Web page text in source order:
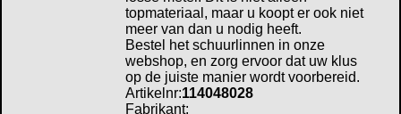
topmateriaal, maar u koopt er ook niet
meer van dan u nodig heeft.
Bestel het schuurlinnen in onze
webshop, en zorg ervoor dat uw klus
op de juiste manier wordt voorbereid.
Artikelnr:114048028
Fabrikant: